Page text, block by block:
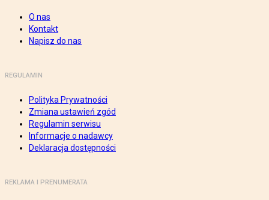
O nas
Kontakt
Napisz do nas
REGULAMIN
Polityka Prywatności
Zmiana ustawień zgód
Regulamin serwisu
Informacje o nadawcy
Deklaracja dostępności
REKLAMA I PRENUMERATA